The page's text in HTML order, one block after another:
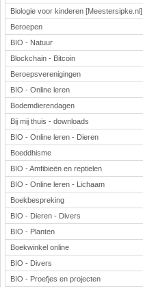
Biologie voor kinderen [Meestersipke.nl]
Beroepen
BIO - Natuur
Blockchain - Bitcoin
Beroepsverenigingen
BIO - Online leren
Bodemdierendagen
Bij mij thuis - downloads
BIO - Online leren - Dieren
Boeddhisme
BIO - Amfibieën en reptielen
BIO - Online leren - Lichaam
Boekbespreking
BIO - Dieren - Divers
BIO - Planten
Boekwinkel online
BIO - Divers
BIO - Proefjes en projecten